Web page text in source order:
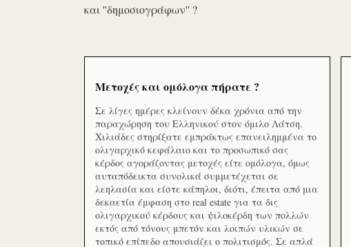
και ''δημοσιογράφων'' ?
Μετοχές και ομόλογα πήρατε ?
Σε λίγες ημέρες κλείνουν δέκα χρόνια από την
παραχώρηση του Ελληνικού στον όμιλο Λάτση.
Χιλιάδες στηρίξατε εμπράκτως επανειλημμένα το
ολιγαρχικό κεφάλαιο και το προσωπικό σας
κέρδος αγοράζοντας μετοχές είτε ομόλογα, όμως
αυταπόδεικτα συνολικά συμμετέχεται σε
λεηλασία και είστε κάπηλοι, διότι, έπειτα από μια
δεκαετία έμφαση στο real estate για τα δις
ολιγαρχικού κέρδους και ψιλοκέρδη των πολλών
εκτός από τόνους μπετόν και λοιπών υλικών σε
τοπικό επίπεδο απουσιάζει ο πολιτισμός. Σε απλά